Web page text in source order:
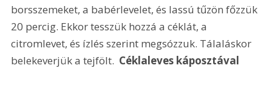
borsszemeket, a babérlevelet, és lassú tűzön főzzük
20 percig. Ekkor tesszük hozzá a céklát, a
citromlevet, és ízlés szerint megsózzuk. Tálaláskor
belekeverjük a tejfölt. Céklaleves káposztával